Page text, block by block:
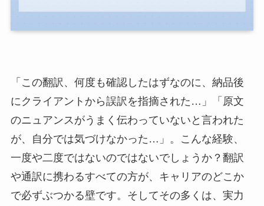
「この翻訳、何度も確認したはずなのに、納品後
にクライアントから誤訳を指摘された…」「原文
のニュアンスがうまく伝わっていないと言われた
が、自分では気づけなかった…」。こんな経験、
一度や二度ではないのではないでしょうか？翻訳
や通訳に携わるすべての方が、キャリアのどこか
で必ずぶつかる壁です。そしてその多くは、実力